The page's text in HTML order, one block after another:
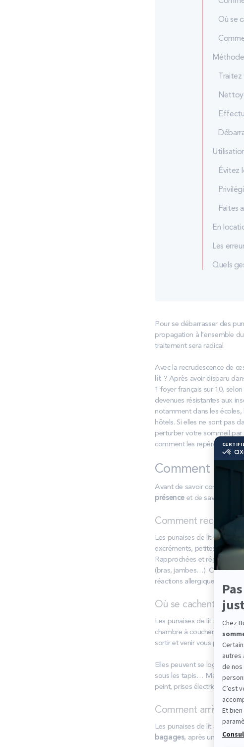
Où se
Évitez
Faites
En
Les
Quels
Pour se débarrasser des
propagation à l’ensemble
traitement sera radical.
Avec la recrudescence de
lit ? Après avoir disparu
1 foyer français sur 10,
devenues résistantes aux
notamment dans les écoles,
hôtels. Si elles ne sont pas
perturber votre sommeil par
comment les repérer, les
Comment
Avant de savoir comment
présence et de savoir où
Comment
Les punaises de lit sont des
excréments, petites taches
Rapprochées et régulières,
(bras, jambes…). Ces
réactions allergiques de type
Où se cachent-elles ?
Les punaises de lit aiment
chambre à coucher pour
sortir et venir vous piquer.
Elles peuvent se logerdans
sous les tapis… Mais aussi
peint, prises électriques,
Comment arrivent-
Les punaises de lit arrivent
bagages, après un voyage